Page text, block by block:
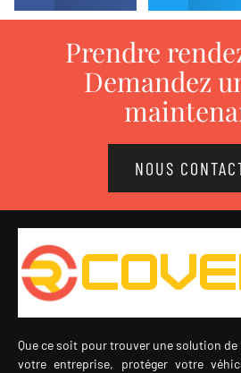
Prendre
Demandez
NOUS
Que ce soit pour trouver une solution
votre entreprise, protéger votre